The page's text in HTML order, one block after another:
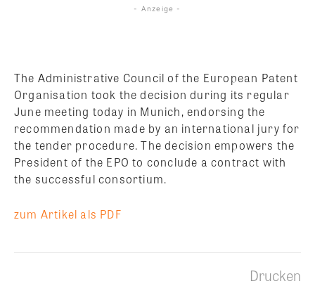
- Anzeige -
The Administrative Council of the European Patent
Organisation took the decision during its regular
June meeting today in Munich, endorsing the
recommendation made by an international jury for
the tender procedure. The decision empowers the
President of the EPO to conclude a contract with
the successful consortium.
zum Artikel als PDF
Drucken